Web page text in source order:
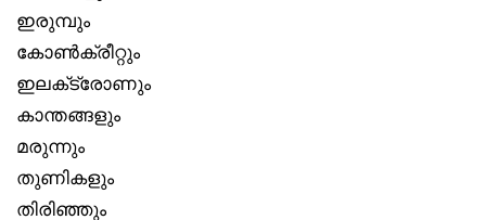
ഇരുമ്പും
കോൺക്രീറ്റും
ഇലക്‌ട്രോണും
കാന്തങ്ങളും
മരുന്നും
തുണികളും
തിരിഞ്ഞും